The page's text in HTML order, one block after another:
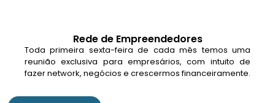
Rede de Empreendedores
Toda primeira sexta-feira de cada mês temos uma
reunião exclusiva para empresários, com intuito de
fazer network, negócios e crescermos financeiramente.